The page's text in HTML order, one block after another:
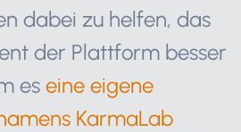
dabei zu helfen, das
der Plattform besser
es eine eigene
KarmaLab